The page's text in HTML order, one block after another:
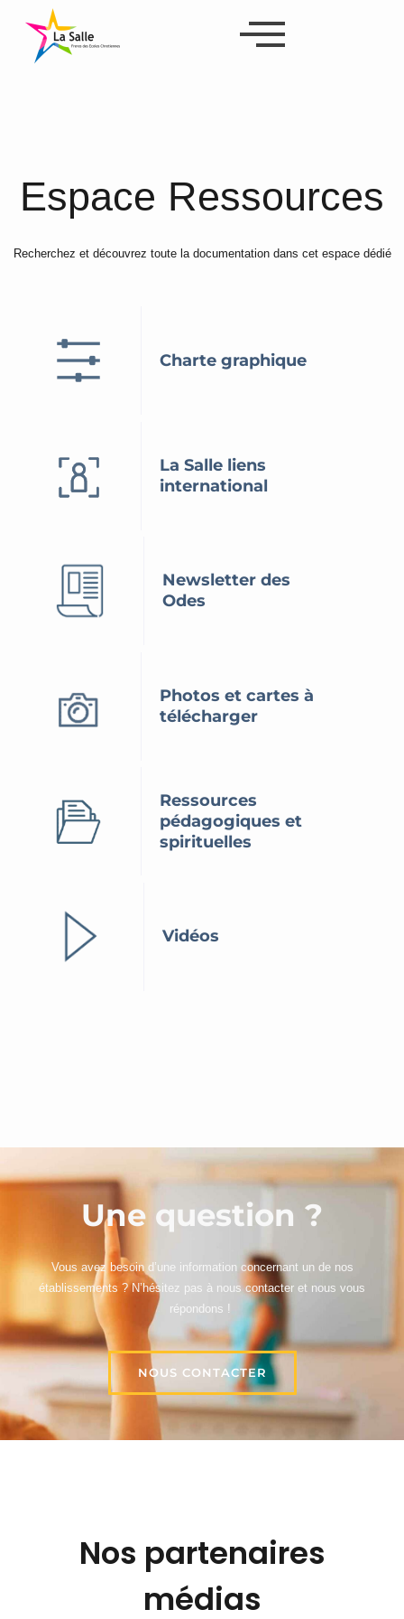
Espace Ressources
Recherchez et découvrez toute la documentation dans cet espace dédié
Charte graphique
La Salle liens
international
Newsletter des
Odes
Photos et cartes à
télécharger
Ressources
pédagogiques et
spirituelles
Vidéos
Une question ?
Vous avez besoin d’une information concernant un de nos
établissements ? N’hésitez pas à nous contacter et nous vous
répondons !
NOUS CONTACTER
Nos partenaires
médias